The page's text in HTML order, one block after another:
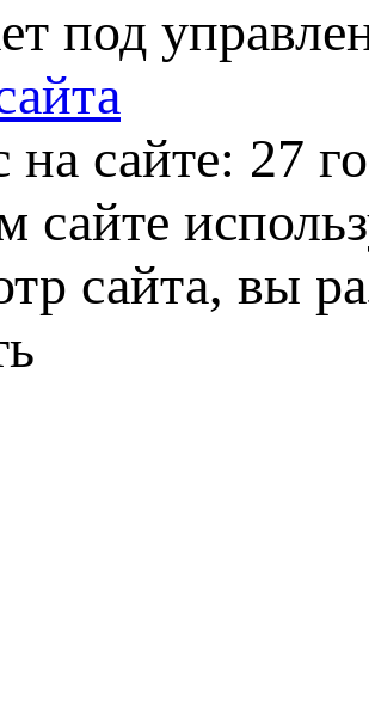
под
на сайте: 27
сайте
сайта, вы